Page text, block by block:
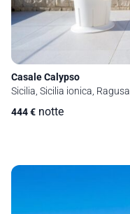
Casale Calypso
Sicilia, Sicilia ionica, Ragusa
444€ notte